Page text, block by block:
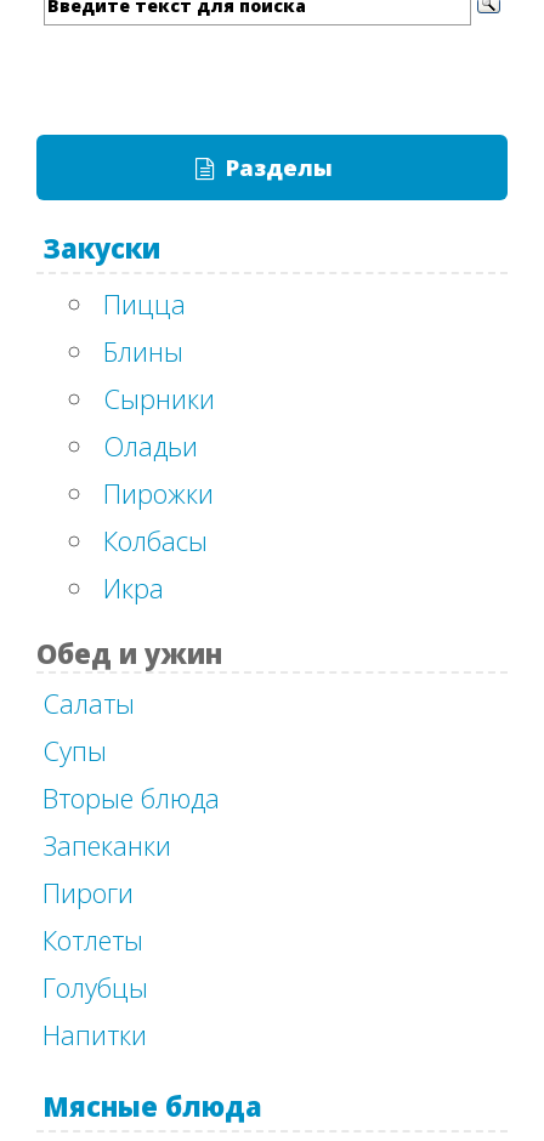
Разделы
Закуски
Пицца
Блины
Сырники
Оладьи
Пирожки
Колбасы
Икра
Обед и ужин
Салаты
Супы
Вторые блюда
Запеканки
Пироги
Котлеты
Голубцы
Напитки
Мясные блюда